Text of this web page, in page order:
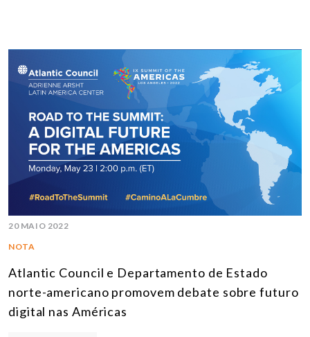
20 MAIO 2022
NOTA
Atlantic Council e Departamento de Estado
norte-americano promovem debate sobre futuro
digital nas Américas